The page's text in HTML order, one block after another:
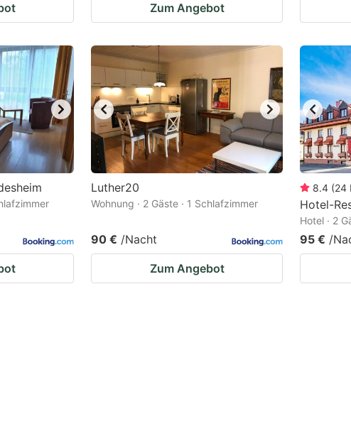
Zum Angebot
Luther20
Wohnung · 2 Gäste · 1 Schlafzimmer
90 € /Nacht
Zum Angebot
8.4 (24
Hotel-
Hotel · 2
95 € /